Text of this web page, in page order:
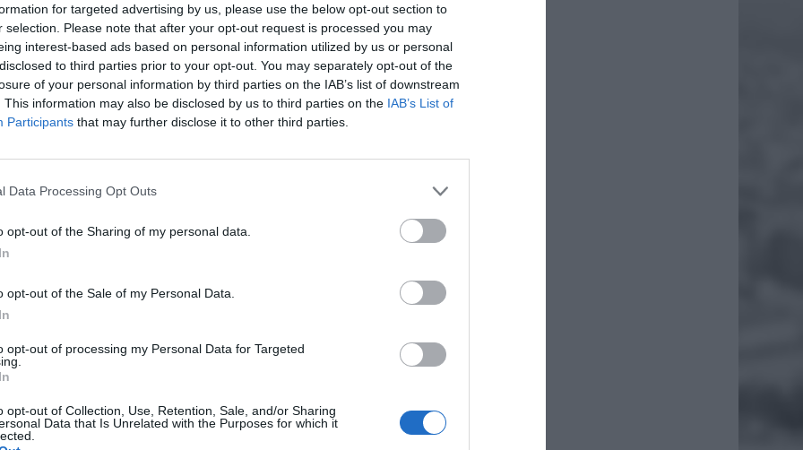
for targeted advertising by us, please use the below opt-out section to
selection. Please note that after your opt-out request is processed you may
interest-based ads based on personal information utilized by us or personal
to third parties prior to your opt-out. You may separately opt-out of the
of your personal information by third parties on the IAB’s list of downstream
This information may also be disclosed by us to third parties on the IAB’s List of
Participants that may further disclose it to other third parties.
Data Processing Opt Outs
opt-out of the Sharing of my personal data.
opt-out of the Sale of my Personal Data.
opt-out of processing my Personal Data for Targeted
opt-out of Collection, Use, Retention, Sale, and/or Sharing
Data that Is Unrelated with the Purposes for which it
28 marca 2015 12:47
która wiele rzeczy traktuje z przymrużeniem oka. Tak jak i tym razem.
CZYTAJ DALEJ
LINII 509! "ŻARTUJE Z
BEZPIECZEŃSTWA"